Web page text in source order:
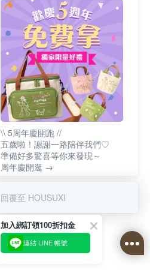
\\ 5周年慶開跑 //
五歲啦！謝謝一路陪伴我們♡
準備好多驚喜等你來發現～
周年慶開逛 →
回覆至 HOUSUXI
加入綁訂領100折扣金
連結 LINE 帳號